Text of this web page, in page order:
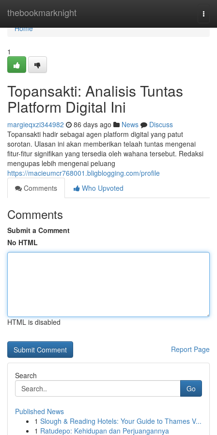
thebookmarknight
Home
Home
1
Topansakti: Analisis Tuntas
Platform Digital Ini
margieqxzi344982 86 days ago News
Discuss
Topansakti hadir sebagai agen platform digital yang patut
sorotan. Ulasan ini akan memberikan telaah tuntas mengenai
fitur-fitur signifikan yang tersedia oleh wahana tersebut. Redaksi
mengupas lebih mengenai peluang
https://macieumcr768001.bligblogging.com/profile
Comments
Who Upvoted
Comments
Submit a Comment
No HTML
HTML is disabled
Report Page
Search
Go
Published News
1 Slough & Reading Hotels: Your Guide to Thames V...
1 Ratudepo: Kehidupan dan Perjuangannya